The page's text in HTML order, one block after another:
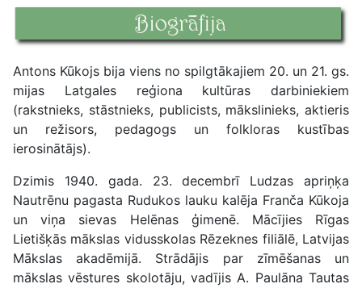
Antons Kūkojs bija viens no spilgtākajiem 20. un 21. gs.
mijas Latgales reģiona kultūras darbiniekiem
(rakstnieks, stāstnieks, publicists, mākslinieks, aktieris
un režisors, pedagogs un folkloras kustības
ierosinātājs).
Dzimis 1940. gada. 23. decembrī Ludzas apriņķa
Nautrēnu pagasta Rudukos lauku kalēja Franča Kūkoja
un viņa sievas Helēnas ģimenē. Mācījies Rīgas
Lietišķās mākslas vidusskolas Rēzeknes filiālē, Latvijas
Mākslas akadēmijā. Strādājis par zīmēšanas un
mākslas vēstures skolotāju, vadījis A. Paulāna Tautas